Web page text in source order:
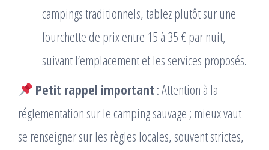
campings traditionnels, tablez plutôt sur une
fourchette de prix entre 15 à 35 € par nuit,
suivant l’emplacement et les services proposés.
Petit rappel important : Attention à la
réglementation sur le camping sauvage ; mieux vaut
se renseigner sur les règles locales, souvent strictes,